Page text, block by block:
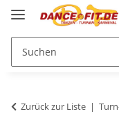
Zurück zur Liste